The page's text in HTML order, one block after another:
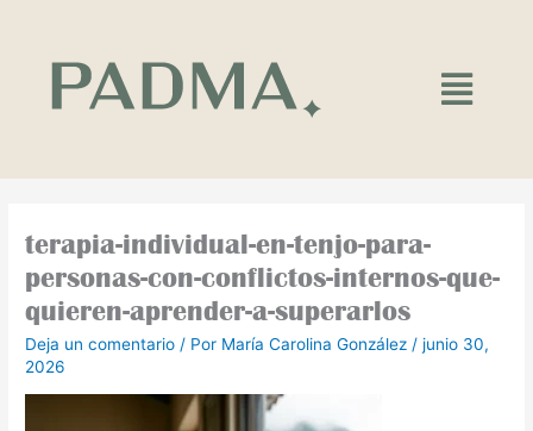
contenido
Main
Menu
terapia-individual-en-tenjo-para-
personas-con-conflictos-internos-que-
quieren-aprender-a-superarlos
Deja un comentario / Por María Carolina González /junio 30,
2026